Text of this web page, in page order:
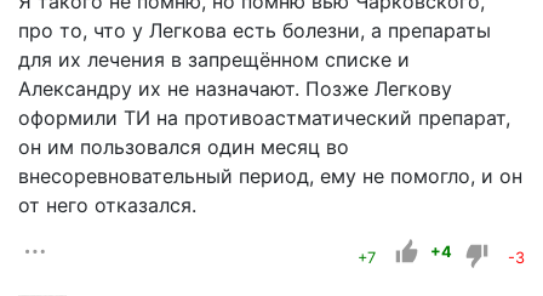
про то, что у Легкова есть болезни, а препараты
для их лечения в запрещённом списке и
Александру их не назначают. Позже Легкову
оформили ТИ на противоастматический препарат,
он им пользовался один месяц во
внесоревновательный период, ему не помогло, и он
от него отказался.
+7 +4 -3